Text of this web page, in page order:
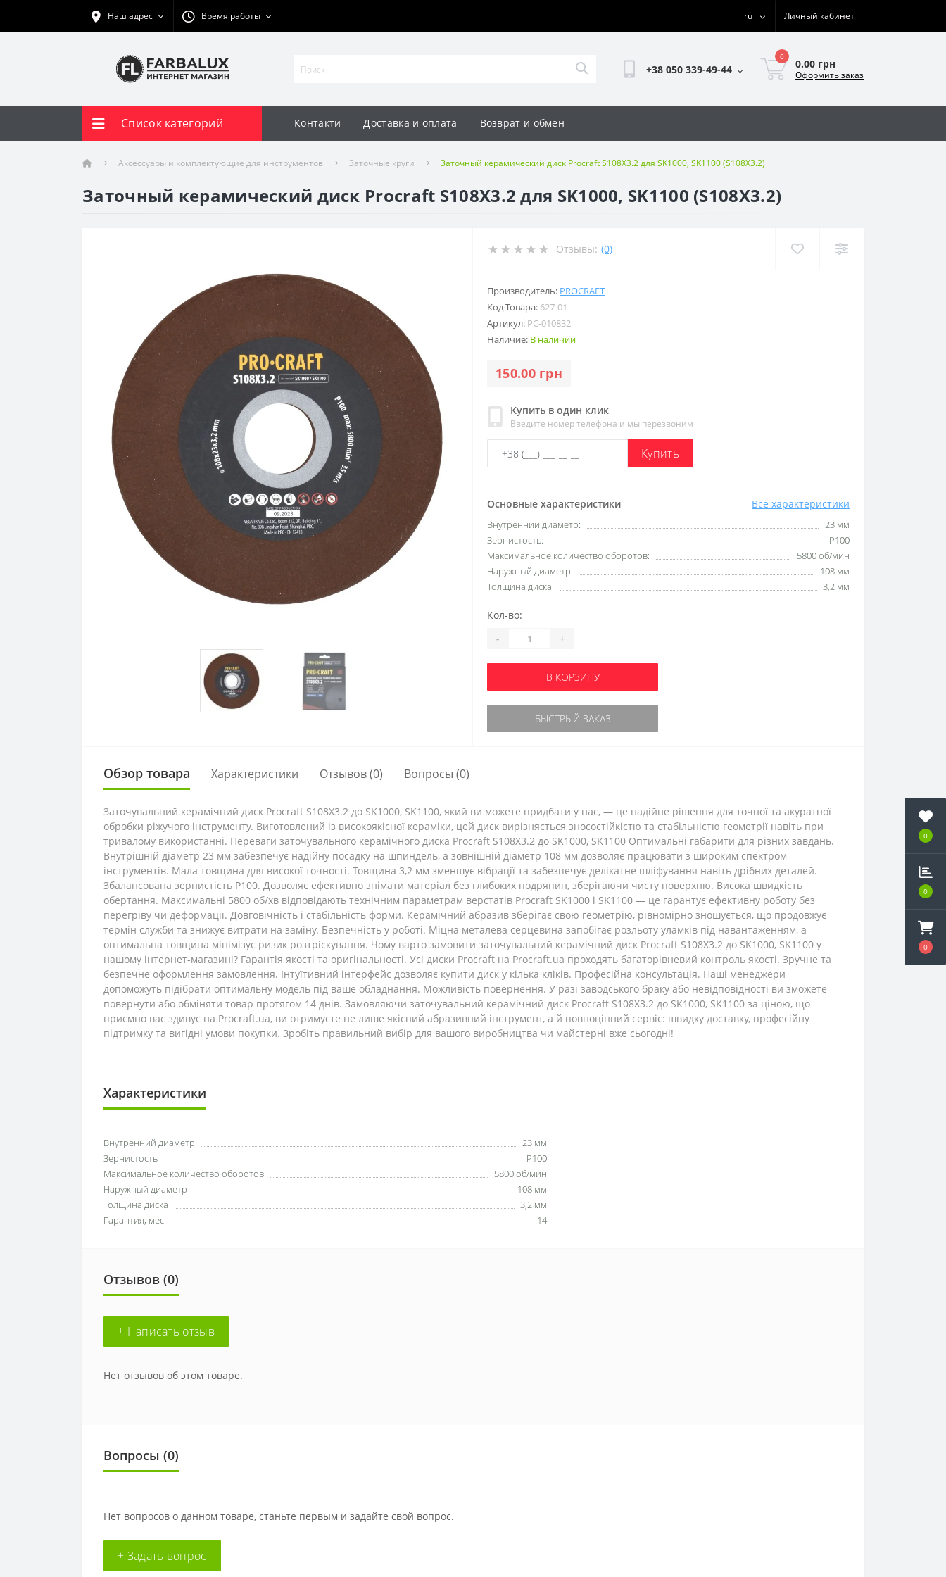
0
0
0
Наш адрес Время работы ru Личный кабинет
+38 050 339-49-44
0
0.00 грн
Оформить заказ
Список категорий Контакти Доставка и оплата Возврат и обмен
Аксессуары и комплектующие для инструментов Заточные круги Заточный керамический диск Procraft S108X3.2 для SK1000, SK1100 (S108X3.2)
Заточный керамический диск Procraft S108X3.2 для SK1000, SK1100 (S108X3.2)
Отзывы: (0)
Производитель: PROCRAFT
Код Товара: 627-01
Артикул: PC-010832
Наличие: В наличии
150.00 грн
Купить в один клик
Введите номер телефона и мы перезвоним
Купить
Основные характеристики Все характеристики
Внутренний диаметр:
23 мм
Зернистость:
P100
Максимальное количество оборотов:
5800 об/мин
Наружный диаметр:
108 мм
Толщина диска:
3,2 мм
Кол-во:
- +
В КОРЗИНУ
БЫСТРЫЙ ЗАКАЗ
Обзор товара Характеристики Отзывов (0) Вопросы (0)
Заточувальний керамічний диск Procraft S108X3.2 до SK1000, SK1100, який ви можете придбати у нас, — це надійне рішення для точної та акуратної
обробки ріжучого інструменту. Виготовлений із високоякісної кераміки, цей диск вирізняється зносостійкістю та стабільністю геометрії навіть при
тривалому використанні. Переваги заточувального керамічного диска Procraft S108X3.2 до SK1000, SK1100 Оптимальні габарити для різних завдань.
Внутрішній діаметр 23 мм забезпечує надійну посадку на шпиндель, а зовнішній діаметр 108 мм дозволяє працювати з широким спектром
інструментів. Мала товщина для високої точності. Товщина 3,2 мм зменшує вібрації та забезпечує делікатне шліфування навіть дрібних деталей.
Збалансована зернистість P100. Дозволяє ефективно знімати матеріал без глибоких подряпин, зберігаючи чисту поверхню. Висока швидкість
обертання. Максимальні 5800 об/хв відповідають технічним параметрам верстатів Procraft SK1000 і SK1100 — це гарантує ефективну роботу без
перегріву чи деформації. Довговічність і стабільність форми. Керамічний абразив зберігає свою геометрію, рівномірно зношується, що продовжує
термін служби та знижує витрати на заміну. Безпечність у роботі. Міцна металева серцевина запобігає розльоту уламків під навантаженням, а
оптимальна товщина мінімізує ризик розтріскування. Чому варто замовити заточувальний керамічний диск Procraft S108X3.2 до SK1000, SK1100 у
нашому інтернет-магазині? Гарантія якості та оригінальності. Усі диски Procraft на Procraft.ua проходять багаторівневий контроль якості. Зручне та
безпечне оформлення замовлення. Інтуїтивний інтерфейс дозволяє купити диск у кілька кліків. Професійна консультація. Наші менеджери
допоможуть підібрати оптимальну модель під ваше обладнання. Можливість повернення. У разі заводського браку або невідповідності ви зможете
повернути або обміняти товар протягом 14 днів. Замовляючи заточувальний керамічний диск Procraft S108X3.2 до SK1000, SK1100 за ціною, що
приємно вас здивує на Procraft.ua, ви отримуєте не лише якісний абразивний інструмент, а й повноцінний сервіс: швидку доставку, професійну
підтримку та вигідні умови покупки. Зробіть правильний вибір для вашого виробництва чи майстерні вже сьогодні!
Характеристики
Внутренний диаметр
23 мм
Зернистость
P100
Максимальное количество оборотов
5800 об/мин
Наружный диаметр
108 мм
Толщина диска
3,2 мм
Гарантия, мес
14
Отзывов (0)
+ Написать отзыв
Нет отзывов об этом товаре.
Вопросы (0)
Нет вопросов о данном товаре, станьте первым и задайте свой вопрос.
+ Задать вопрос